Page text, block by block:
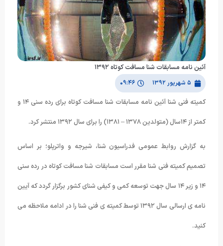
آئین نامه مسابقات شنا مسافت کوتاه ١٣٩٢
۵ شهریور ۱۳۹۲ ۰۹:۴۶
کمیته فنی شنا آئین نامه مسابقات شنا مسافت کوتاه برای رده سنی ١۴ و
کمتر از ١۴سال (متولدین ١٣٧٨ – ١٣٨١) را برای سال ١٣٩٢ منتشر کرد.
به گزارش روابط عمومی فدراسیون شنا، شیرجه و واترپلو؛ بر اساس
تصمیم کمیته فنی شنا مقرر است مسابقات شنا مسافت کوتاه در رده سنی
١۴ و زیر ١۴ سال جهت توسعه کمی و کیفی شنای کشور برگزار گردد که آیین
نامه ی ارسالی سال ١٣٩٢ توسط کمیته ی فنی شنا را در ادامه ملاحظه می
کنید.